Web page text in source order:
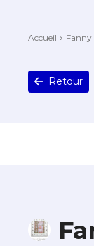
Accueil Fanny
Retour